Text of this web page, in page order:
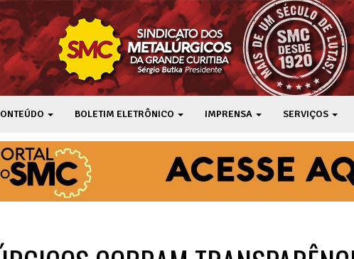
BOLETIM ELETRÔNICO IMPRENSA SERVIÇOS